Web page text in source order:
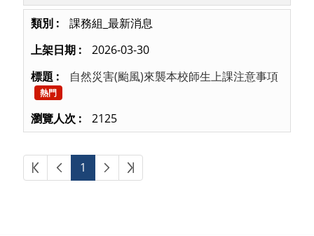
課務組_最新消息
2026-03-30
自然災害(颱風)來襲本校師生上課注意事項
熱門
2125
第一頁上一頁
1 下一頁最後頁